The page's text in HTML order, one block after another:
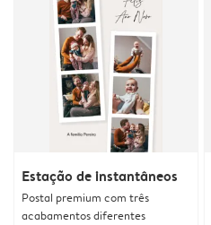
Estação de instantâneos
Postal premium com três
acabamentos diferentes